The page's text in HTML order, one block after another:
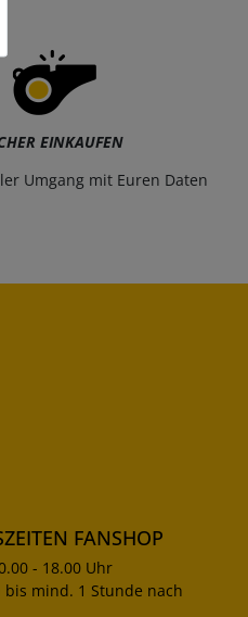
EINKAUFEN
Umgang mit Euren Daten
FANSHOP
- 18.00 Uhr
bis mind. 1 Stunde nach